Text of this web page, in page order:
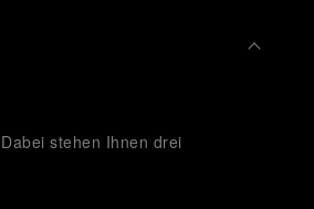
stehen Ihnen drei